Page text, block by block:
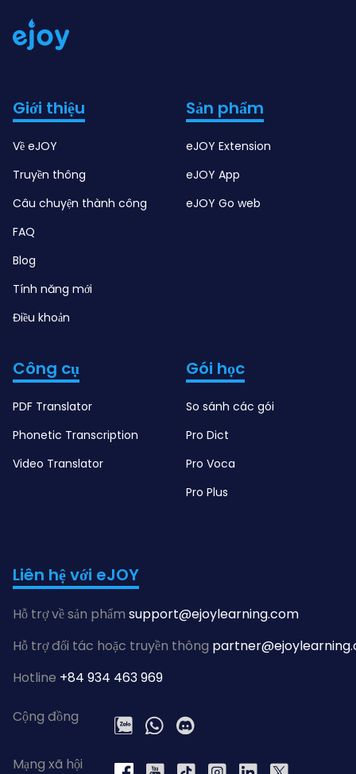
Giới thiệu
Về eJOY
Truyền thông
Câu chuyện thành công
FAQ
Blog
Tính năng mới
Điều khoản
Sản phẩm
eJOY Extension
eJOY App
eJOY Go web
Công cụ
PDF Translator
Phonetic Transcription
Video Translator
Gói học
So sánh các gói
Pro Dict
Pro Voca
Pro Plus
Liên hệ với eJOY
Hỗ trợ về sản phẩm support@ejoylearning.com
Hỗ trợ đối tác hoặc truyền thông
Hotline +84 934 463 969
Cộng đồng
Mạng xã hội